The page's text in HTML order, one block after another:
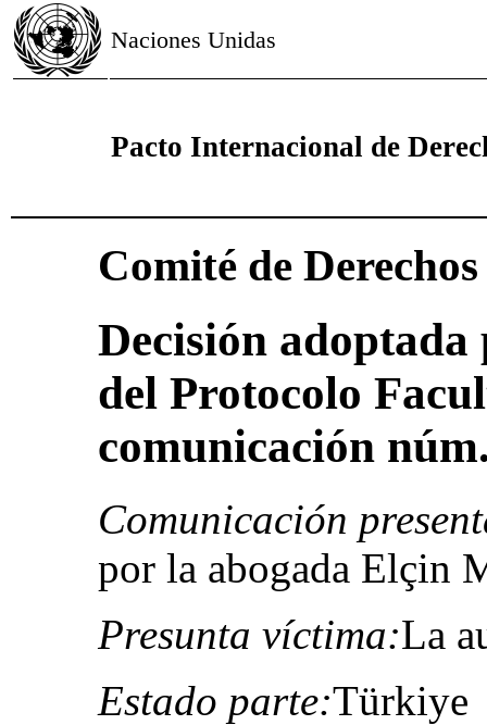
Naciones Unidas
Pacto Internacional de
Comité de
Decisión
del Protocolo
comunicación
Comunicación
por la abogada Elçin
Presunta víctima:La
Estado parte:Türkiye